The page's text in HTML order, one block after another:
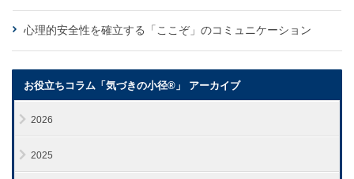
心理的安全性を確立する「ここぞ」のコミュニケーション
お役立ちコラム「気づきの小径®」 アーカイブ
2026
2025